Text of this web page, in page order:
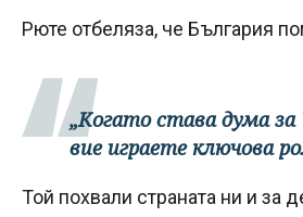
Рюте отбеляза, че България
„Когато става дума
вие играете ключова
Той похвали страната ни и за